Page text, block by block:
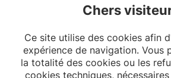
Projet MEMORIES
Chers
Ce site utilise des cookies afin
expérience de navigation. Vous
la totalité des cookies ou les
cookies techniques, nécessaires